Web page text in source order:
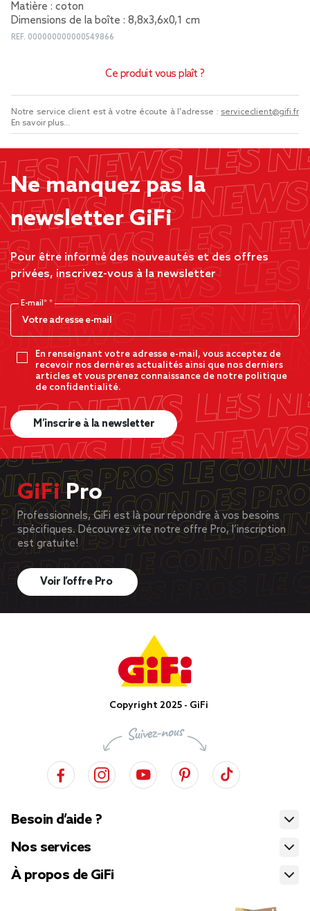
Matière : coton
Dimensions de la boîte : 8,8x3,6x0,1 cm
REF. 000000000000549866
Ce produit vous plaît ?
Notre service client est à votre écoute à l'adresse : serviceclient@gifi.fr
En savoir plus...
Ne manquez pas la
newsletter GiFi
Pour être informé des nouveautés et des offres
privées, inscrivez-vous à la newsletter
E-mail*
En renseignant votre adresse e-mail, vous acceptez de
recevoir nos dernères actualités ainsi que nos derniers
articles et vous prenez connaissance de notre politique
de confidentialité.
M’inscrire à la newsletter
GiFiPro
Professionnels, GiFi est là pour répondre à vos besoins
spécifiques. Découvrez vite notre offre Pro, l’inscription
est gratuite!
Voir l’offre Pro
Copyright 2025 - GiFi
Besoin d’aide ?
Nos services
À propos de GiFi